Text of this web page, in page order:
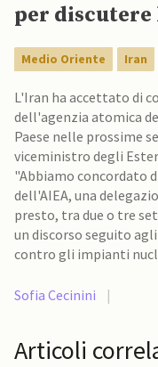
per
Medio Oriente Iran
L'Iran ha accettato di
dell'agenzia atomica
Paese nelle prossime
viceministro degli
"Abbiamo concordato
dell'AIEA, una
presto, tra due o tre
un discorso seguito
contro gli impianti
Sofia Cecinini |
Articoli